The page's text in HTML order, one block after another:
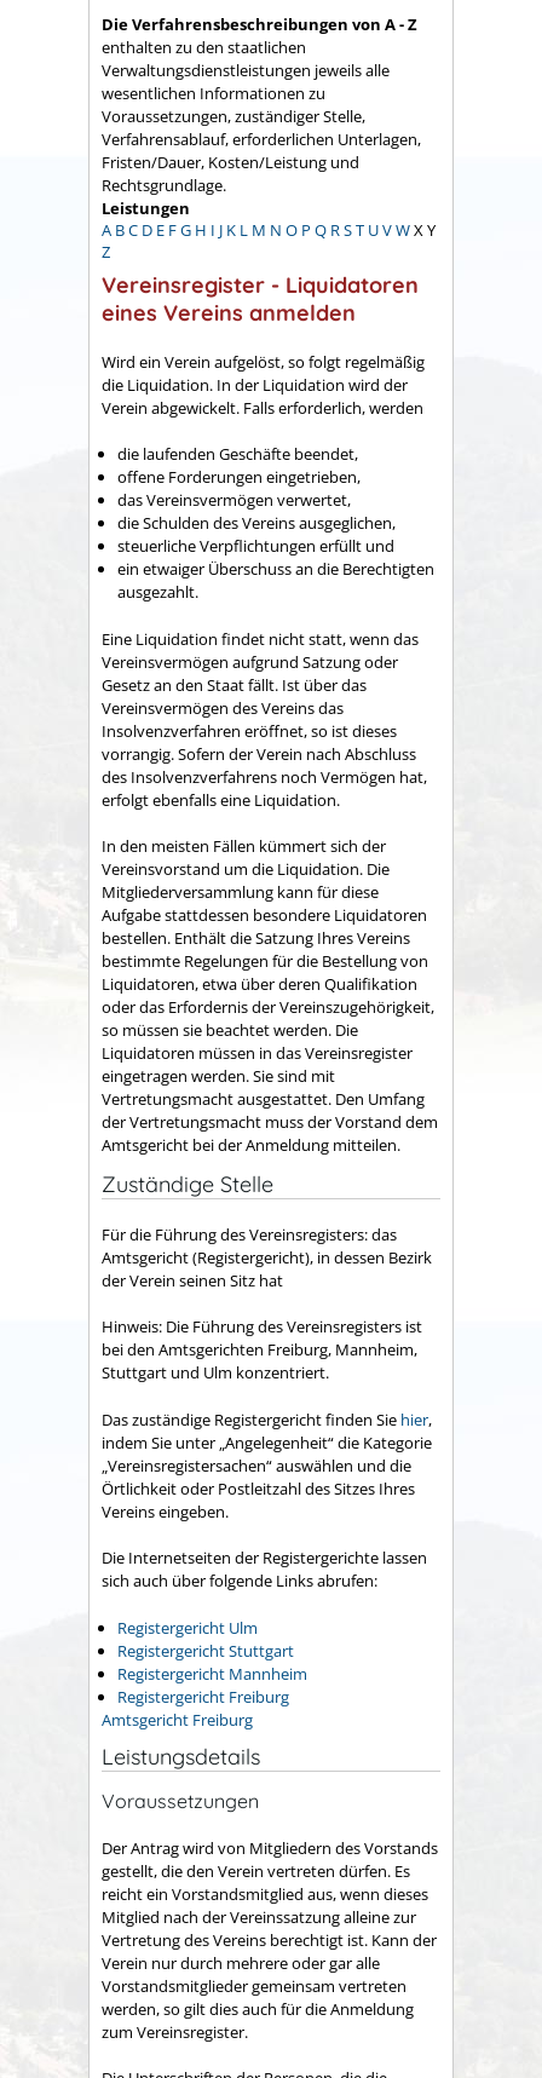
Die Verfahrensbeschreibungen von A - Z
enthalten zu den staatlichen
Verwaltungsdienstleistungen jeweils alle
wesentlichen Informationen zu
Voraussetzungen, zuständiger Stelle,
Verfahrensablauf, erforderlichen Unterlagen,
Fristen/Dauer, Kosten/Leistung und
Rechtsgrundlage.
Leistungen
A BC D E FG H I J K L M N O P Q RST UVWX Y
Z
Vereinsregister - Liquidatoren
eines Vereins anmelden
Wird ein Verein aufgelöst, so folgt regelmäßig
die Liquidation. In der Liquidation wird der
Verein abgewickelt. Falls erforderlich, werden
die laufenden Geschäfte beendet,
offene Forderungen eingetrieben,
das Vereinsvermögen verwertet,
die Schulden des Vereins ausgeglichen,
steuerliche Verpflichtungen erfüllt und
ein etwaiger Überschuss an die Berechtigten
ausgezahlt.
Eine Liquidation findet nicht statt, wenn das
Vereinsvermögen aufgrund Satzung oder
Gesetz an den Staat fällt. Ist über das
Vereinsvermögen des Vereins das
Insolvenzverfahren eröffnet, so ist dieses
vorrangig. Sofern der Verein nach Abschluss
des Insolvenzverfahrens noch Vermögen hat,
erfolgt ebenfalls eine Liquidation.
In den meisten Fällen kümmert sich der
Vereinsvorstand um die Liquidation. Die
Mitgliederversammlung kann für diese
Aufgabe stattdessen besondere Liquidatoren
bestellen. Enthält die Satzung Ihres Vereins
bestimmte Regelungen für die Bestellung von
Liquidatoren, etwa über deren Qualifikation
oder das Erfordernis der Vereinszugehörigkeit,
so müssen sie beachtet werden. Die
Liquidatoren müssen in das Vereinsregister
eingetragen werden. Sie sind mit
Vertretungsmacht ausgestattet. Den Umfang
der Vertretungsmacht muss der Vorstand dem
Amtsgericht bei der Anmeldung mitteilen.
Zuständige Stelle
Für die Führung des Vereinsregisters: das
Amtsgericht (Registergericht), in dessen Bezirk
der Verein seinen Sitz hat
Hinweis: Die Führung des Vereinsregisters ist
bei den Amtsgerichten Freiburg, Mannheim,
Stuttgart und Ulm konzentriert.
Das zuständige Registergericht finden Sie hier,
indem Sie unter „Angelegenheit“ die Kategorie
„Vereinsregistersachen“ auswählen und die
Örtlichkeit oder Postleitzahl des Sitzes Ihres
Vereins eingeben.
Die Internetseiten der Registergerichte lassen
sich auch über folgende Links abrufen:
Registergericht Ulm
Registergericht Stuttgart
Registergericht Mannheim
Registergericht Freiburg
Amtsgericht Freiburg
Leistungsdetails
Voraussetzungen
Der Antrag wird von Mitgliedern des Vorstands
gestellt, die den Verein vertreten dürfen. Es
reicht ein Vorstandsmitglied aus, wenn dieses
Mitglied nach der Vereinssatzung alleine zur
Vertretung des Vereins berechtigt ist. Kann der
Verein nur durch mehrere oder gar alle
Vorstandsmitglieder gemeinsam vertreten
werden, so gilt dies auch für die Anmeldung
zum Vereinsregister.